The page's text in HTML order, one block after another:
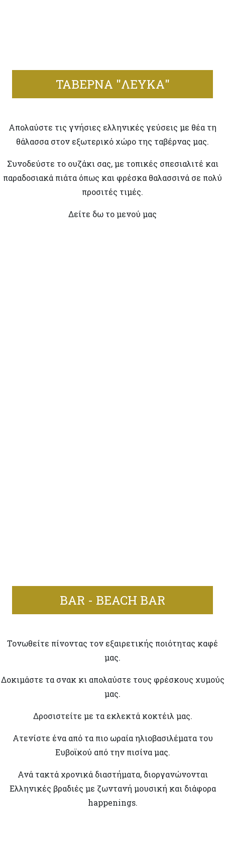
ΤΑΒΕΡΝΑ "ΛΕΥΚΑ"
Απολαύστε τις γνήσιες ελληνικές γεύσεις με θέα τη
θάλασσα στον εξωτερικό χώρο της ταβέρνας μας.
Συνοδεύστε το ουζάκι σας, με τοπικές σπεσιαλιτέ και
παραδοσιακά πιάτα όπως και φρέσκα θαλασσινά σε πολύ
προσιτές τιμές.
Δείτε δω το μενού μας
BAR - BEACH BAR
Τονωθείτε πίνοντας τον εξαιρετικής ποιότητας καφέ
μας.
Δοκιμάστε τα σνακ κι απολαύστε τους φρέσκους χυμούς
μας.
Δροσιστείτε με τα εκλεκτά κοκτέιλ μας.
Ατενίστε ένα από τα πιο ωραία ηλιοβασιλέματα του
Ευβοϊκού από την πισίνα μας.
Ανά τακτά χρονικά διαστήματα, διοργανώνονται
Ελληνικές βραδιές με ζωντανή μουσική και διάφορα
happenings.